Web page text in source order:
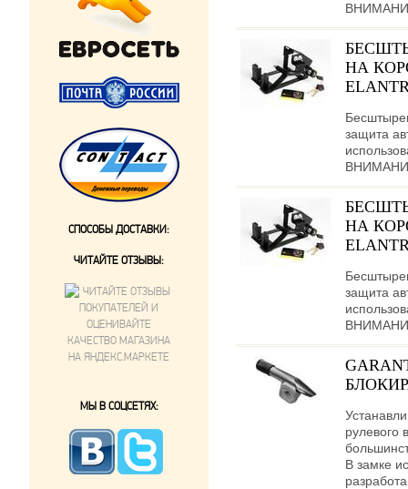
НА
защита
НА
защита
рулевого
В замке
СПОСОБЫ ДОСТАВКИ:
ЧИТАЙТЕ ОТЗЫВЫ:
МЫ В СОЦСЕТЯХ: